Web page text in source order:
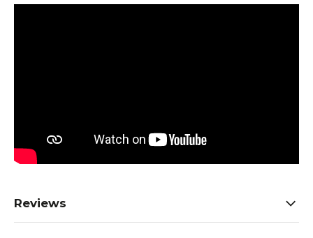
Reviews